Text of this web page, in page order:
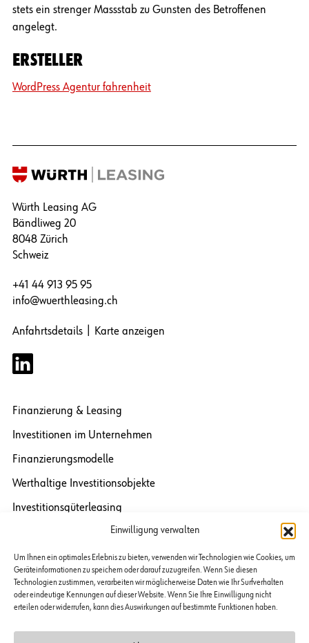
Einwilligung verwalten
Um Ihnen ein optimales Erlebnis zu bieten, verwenden wir Technologien wie Cookies, um
Geräteinformationen zu speichern oder darauf zuzugreifen. Wenn Sie diesen
Technologien zustimmen, verarbeiten wir möglicherweise Daten wie Ihr Surfverhalten
oder eindeutige Kennungen auf dieser Website. Wenn Sie Ihre Einwilligung nicht
erteilen oder widerrufen, kann dies Auswirkungen auf bestimmte Funktionen haben.
stets ein strenger Massstab zu Gunsten des Betroffenen
angelegt.
ERSTELLER
WordPress Agentur fahrenheit
Würth Leasing AG
Bändliweg 20
8048 Zürich
Schweiz
+41 44 913 95 95
info@wuerthleasing.ch
Anfahrtsdetails| Karte anzeigen
Finanzierung & Leasing
Investitionen im Unternehmen
Finanzierungsmodelle
Werthaltige Investitionsobjekte
Investitionsgüterleasing
Medizinaltechnik-Leasing
Fahrzeugleasing
IT / Kommunikation Leasing
Luxusfahrzeuge Leasing